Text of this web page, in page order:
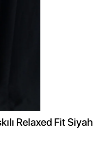
Relaxed Fit